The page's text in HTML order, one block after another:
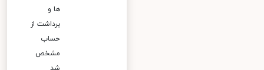
ها و
برداشت از
حساب
مشخص